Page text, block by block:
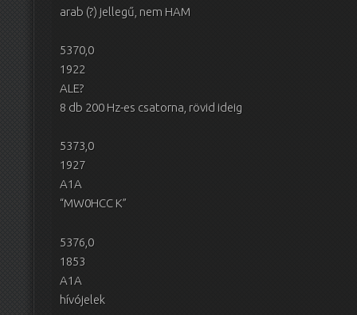
arab (?) jellegű, nem HAM
5370,0
1922
ALE?
8 db 200 Hz-es csatorna, rövid ideig
5373,0
1927
A1A
“MW0HCC K”
5376,0
1853
A1A
hívójelek